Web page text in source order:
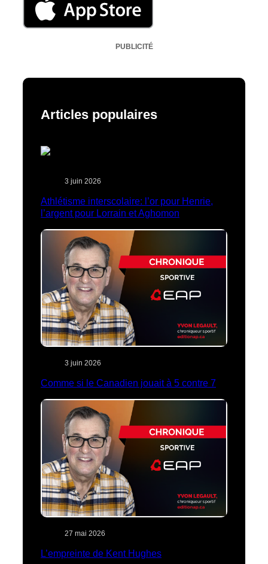
PUBLICITÉ
Articles populaires
3 juin 2026
Athlétisme interscolaire: l’or pour Henrie,
l’argent pour Lorrain et Aghomon
3 juin 2026
Comme si le Canadien jouait à 5 contre 7
27 mai 2026
L’empreinte de Kent Hughes